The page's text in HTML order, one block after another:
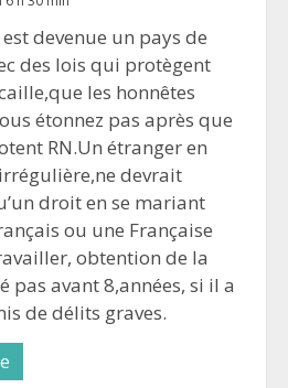
est devenue un pays de
des lois qui protègent
les honnêtes
étonnez pas après que
RN.Un étranger en
devrait
droit en se mariant
ou une Française
obtention de la
pas avant 8,années, si il a
de délits graves.